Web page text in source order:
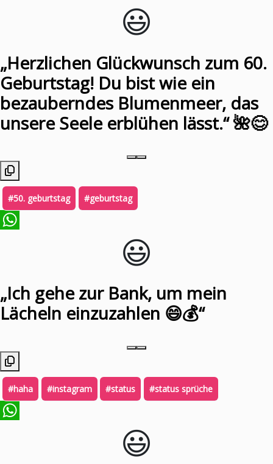
😃️
„Herzlichen Glückwunsch zum 60.
Geburtstag! Du bist wie ein
bezauberndes Blumenmeer, das
unsere Seele erblühen lässt.“ 🌺😊
#50. geburtstag #geburtstag
😃️
„Ich gehe zur Bank, um mein
Lächeln einzuzahlen 😄💰“
#haha #instagram #status #status sprüche
😃️